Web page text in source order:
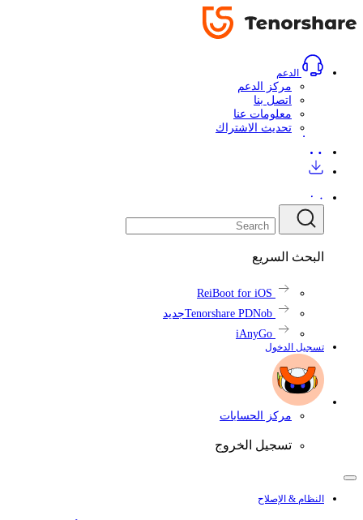
الدعم
مركز الدعم
اتصل بنا
معلومات عنا
تحديث الاشتراك
البحث السريع
ReiBoot for iOS
Tenorshare PDNobجديد
iAnyGo
تسجيل الدخول
مركز الحسابات
تسجيل الخروج
النظام & الإصلاح
المراجعات